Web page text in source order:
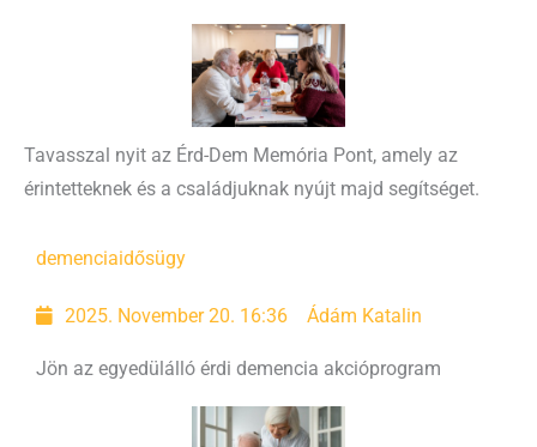
Tavasszal nyit az Érd-Dem Memória Pont, amely az
érintetteknek és a családjuknak nyújt majd segítséget.
demenciaidősügy
2025. November 20. 16:36 Ádám Katalin
Jön az egyedülálló érdi demencia akcióprogram